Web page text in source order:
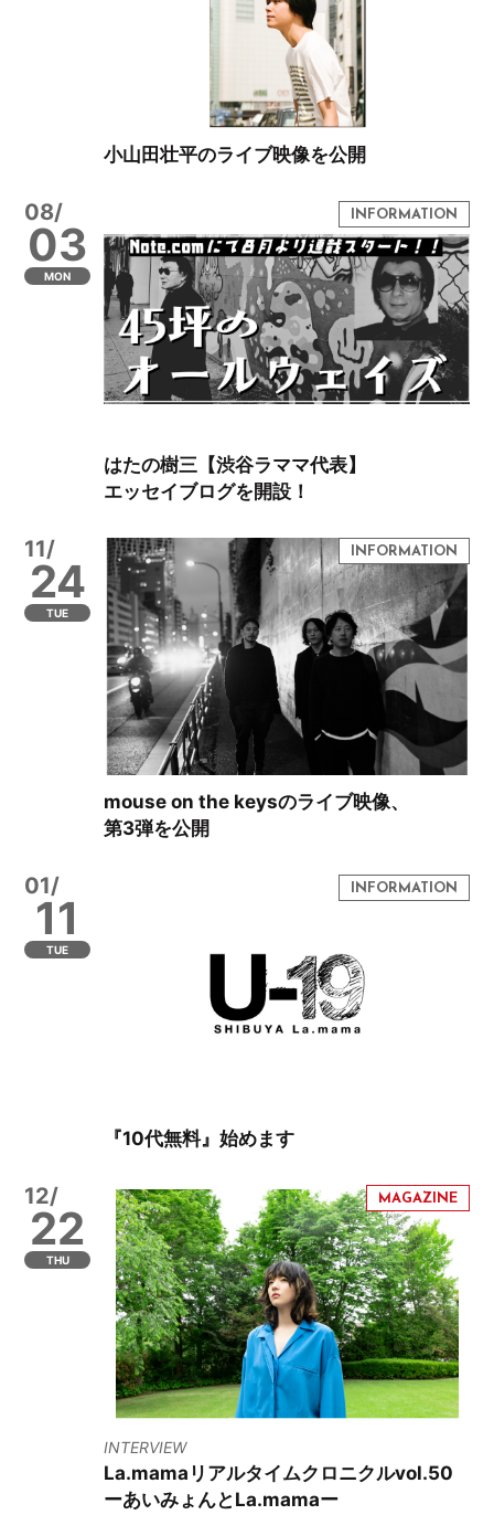
小山田壮平のライブ映像を公開
08/
03
MON
はたの樹三【渋谷ラママ代表】
エッセイブログを開設！
11/
24
TUE
mouse on the keysのライブ映像、
第3弾を公開
01/
11
TUE
『10代無料』始めます
12/
22
THU
INTERVIEW
La.mamaリアルタイムクロニクルvol.50
ーあいみょんとLa.mamaー